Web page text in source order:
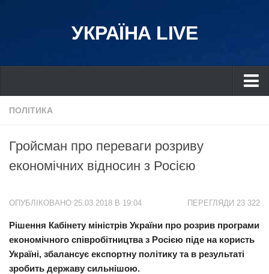
УКРАЇНА LIVE
Україна
Дніпро
Львів
Харків
Донбас
Схід
ПОЛІТИКА
Гройсман про переваги розриву
економічних відносин з Росією
ПЕРЕГЛЯДИ 23 322
ОПУБЛІКОВАНО 25.03.2018 В 19:04
Рішення Кабінету міністрів України про розрив програми
економічного співробітництва з Росією піде на користь
Україні, збалансує експортну політику та в результаті
зробить державу сильнішою.